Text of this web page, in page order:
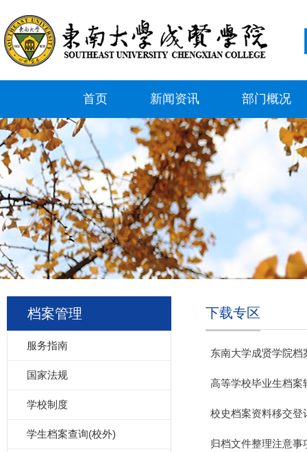
首页 新闻资讯 部门概况
档案管理
服务指南
国家法规
学校制度
学生档案查询(校外)
下载专区
东南大学成贤学院档
高等学校毕业生档案
校史档案资料移交登
归档文件整理注意事